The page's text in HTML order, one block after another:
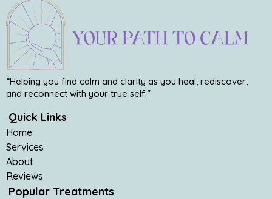
“Helping you find calm and clarity as you heal, rediscover,
and reconnect with your true self.”
Quick Links
Home
Services
About
Reviews
Popular Treatments